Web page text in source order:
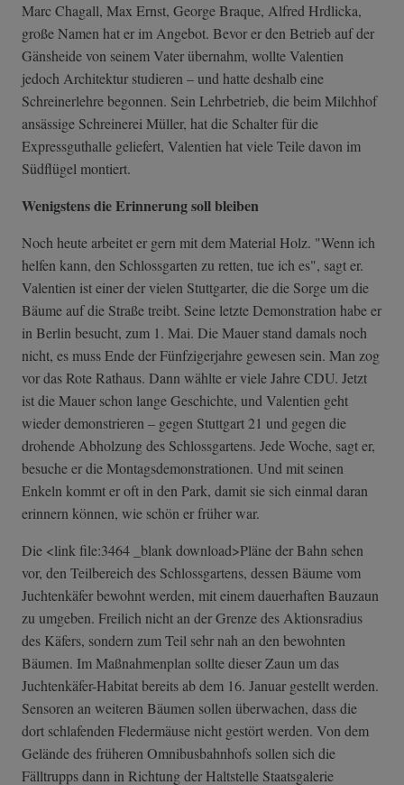
Marc Chagall, Max Ernst, George Braque, Alfred Hrdlicka,
große Namen hat er im Angebot. Bevor er den Betrieb auf der
Gänsheide von seinem Vater übernahm, wollte Valentien
jedoch Architektur studieren – und hatte deshalb eine
Schreinerlehre begonnen. Sein Lehrbetrieb, die beim Milchhof
ansässige Schreinerei Müller, hat die Schalter für die
Expressguthalle geliefert, Valentien hat viele Teile davon im
Südflügel montiert.
Wenigstens die Erinnerung soll bleiben
Noch heute arbeitet er gern mit dem Material Holz. "Wenn ich
helfen kann, den Schlossgarten zu retten, tue ich es", sagt er.
Valentien ist einer der vielen Stuttgarter, die die Sorge um die
Bäume auf die Straße treibt. Seine letzte Demonstration habe er
in Berlin besucht, zum 1. Mai. Die Mauer stand damals noch
nicht, es muss Ende der Fünfzigerjahre gewesen sein. Man zog
vor das Rote Rathaus. Dann wählte er viele Jahre CDU. Jetzt
ist die Mauer schon lange Geschichte, und Valentien geht
wieder demonstrieren – gegen Stuttgart 21 und gegen die
drohende Abholzung des Schlossgartens. Jede Woche, sagt er,
besuche er die Montagsdemonstrationen. Und mit seinen
Enkeln kommt er oft in den Park, damit sie sich einmal daran
erinnern können, wie schön er früher war.
Die <link file:3464 _blank download>Pläne der Bahn sehen
vor, den Teilbereich des Schlossgartens, dessen Bäume vom
Juchtenkäfer bewohnt werden, mit einem dauerhaften Bauzaun
zu umgeben. Freilich nicht an der Grenze des Aktionsradius
des Käfers, sondern zum Teil sehr nah an den bewohnten
Bäumen. Im Maßnahmenplan sollte dieser Zaun um das
Juchtenkäfer-Habitat bereits ab dem 16. Januar gestellt werden.
Sensoren an weiteren Bäumen sollen überwachen, dass die
dort schlafenden Fledermäuse nicht gestört werden. Von dem
Gelände des früheren Omnibusbahnhofs sollen sich die
Fälltrupps dann in Richtung der Haltstelle Staatsgalerie